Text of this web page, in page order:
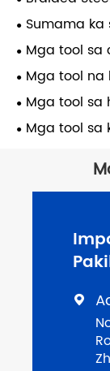
Sumama
Mga tool sa
Mga tool
Mga tool sa
Mga tool sa
